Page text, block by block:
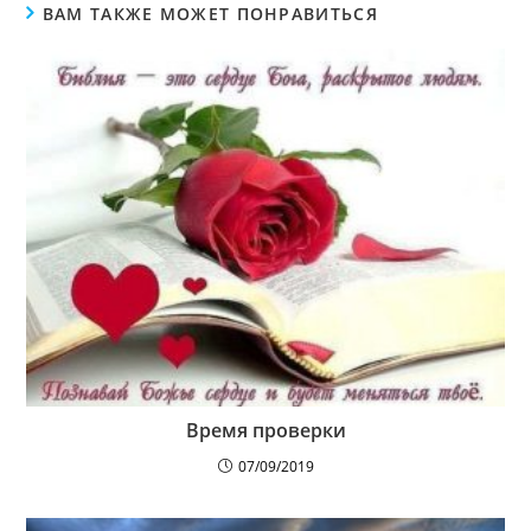
ВАМ ТАКЖЕ МОЖЕТ ПОНРАВИТЬСЯ
Время проверки
07/09/2019